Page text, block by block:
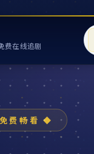
费在线追剧